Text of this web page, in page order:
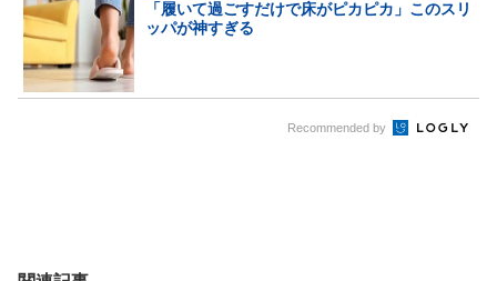
「履いて過ごすだけで床がピカピカ」このスリ
ッパが神すぎる
Recommended by